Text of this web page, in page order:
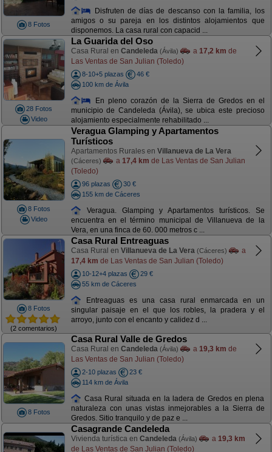
8 Fotos
Disfruten de días de descanso con la familia, los
amigos o su pareja en los distintos alojamientos que
disponemos. La casa rural con capacid ...
28 Fotos
Video
La Guarida del Oso
Casa Rural en Candeleda (Ávila) a 17,2 km de
Las Ventas de San Julian (Toledo)
8-10+5 plazas
46 €
100 km de Ávila
En pleno corazón de la Sierra de Gredos en el
municipio de Candeleda (Ávila), se ubica este precioso
alojamiento especialmente rehabilitado ...
8 Fotos
Video
Veragua Glamping y Apartamentos
Turísticos
Apartamentos Rurales en Villanueva de La Vera
(Cáceres) a 17,4 km de Las Ventas de San Julian
(Toledo)
96 plazas
30 €
155 km de Cáceres
Veragua. Glamping y Apartamentos turísticos. Se
encuentra en el término municipal de Villanueva de la
Vera, en una finca de 60. 000 metros c ...
8 Fotos
(2 comentarios)
Casa Rural Entreaguas
Casa Rural en Villanueva de La Vera (Cáceres)
a
17,4 km de Las Ventas de San Julian (Toledo)
10-12+4 plazas
29 €
55 km de Cáceres
Entreaguas es una casa rural enmarcada en un
singular paisaje en el que los robles, la pradera y el
arroyo, junto con el encanto y calidez d ...
8 Fotos
Casa Rural Valle de Gredos
Casa Rural en Candeleda (Ávila) a 19,3 km de
Las Ventas de San Julian (Toledo)
2-10 plazas
23 €
114 km de Ávila
Casa Rural situada en la ladera de Gredos en plena
naturaleza con unas vistas inmejorables a la Sierra de
Gredos. Sitio tranquilo y de paz e ...
Casagrande Candeleda
Vivienda turística en Candeleda (Ávila) a 19,3 km
de Las Ventas de San Julian (Toledo)